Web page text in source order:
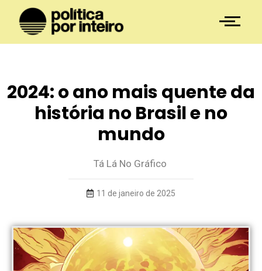
2024: o ano mais quente da
história no Brasil e no
mundo
Tá Lá No Gráfico
11 de janeiro de 2025